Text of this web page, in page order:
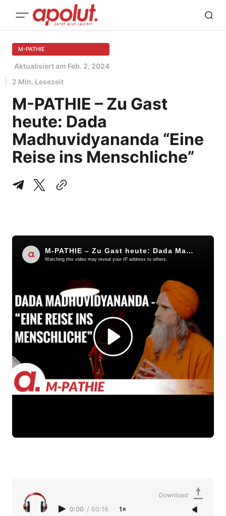
M-PATHIE
Aktualisiert am Feb. 2, 2024
2 Min. Lesezeit
M-PATHIE – Zu Gast
heute: Dada
Madhuvidyananda “Eine
Reise ins Menschliche”
0:00 / 60:16 1×
Download